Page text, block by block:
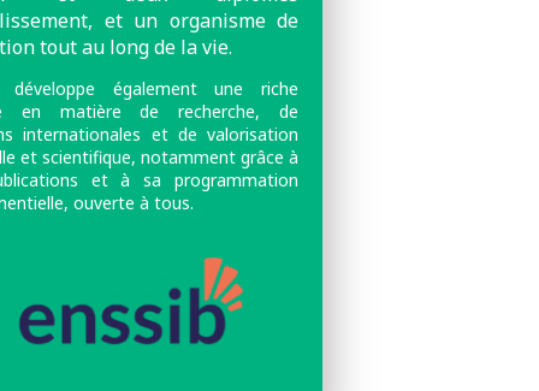
et un organisme de
tout au long de la vie.
développe également une riche
en matière de recherche, de
internationales et de valorisation
et scientifique, notamment grâce à
et à sa programmation
ouverte à tous.